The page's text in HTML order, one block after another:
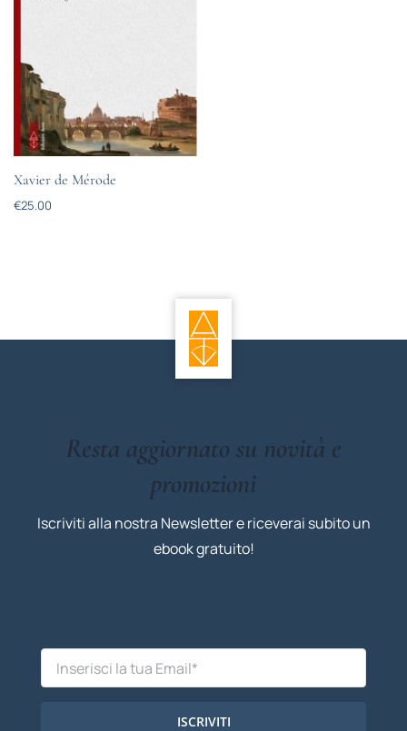
Xavier de Mérode
€25.00
Resta aggiornato su novità e
promozioni
Iscriviti alla nostra Newsletter e riceverai subito un
ebook gratuito!
ISCRIVITI